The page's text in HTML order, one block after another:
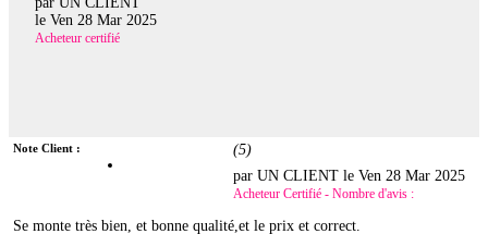
le Ven 28 Mar 2025
Acheteur certifié
Note Client : (5)
par UN CLIENT leVen 28 Mar 2025
Acheteur Certifié - Nombre d'avis :
Se monte très bien, et bonne qualité,et le prix et correct.